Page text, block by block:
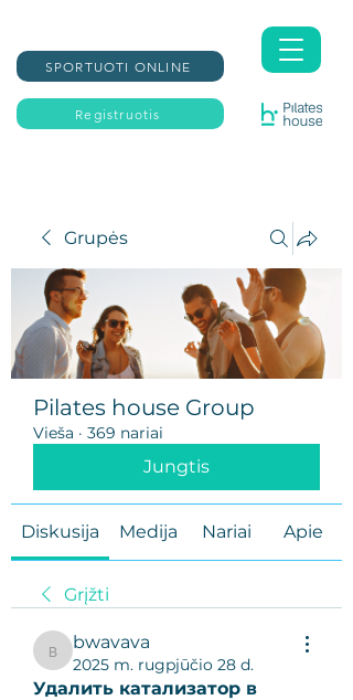
Registruotis
SPORTUOTI ONLINE
Grupės
Pilates house Group
Vieša · 369 nariai
Jungtis
Diskusija Medija Nariai Apie
Grįžti
bwavava
bwavava
2025 m. rugpjūčio 28 d.
Удалить катализатор в